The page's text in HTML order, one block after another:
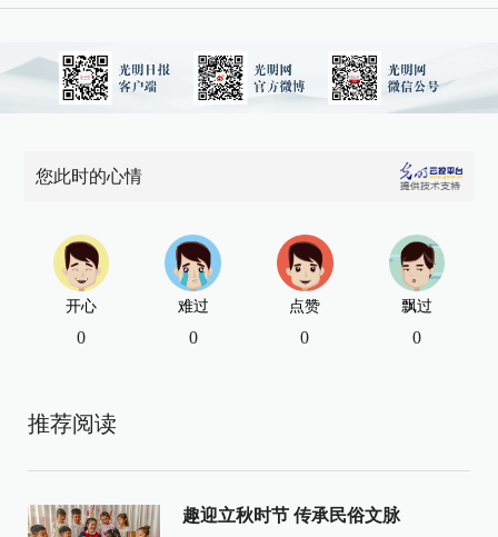
您此时的心情
开心
0
难过
0
点赞
0
飘过
0
推荐阅读
趣迎立秋时节 传承民俗文脉